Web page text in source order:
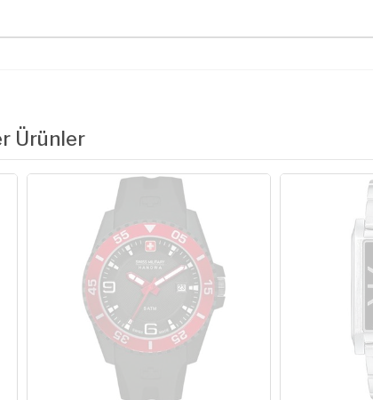
Ürünler